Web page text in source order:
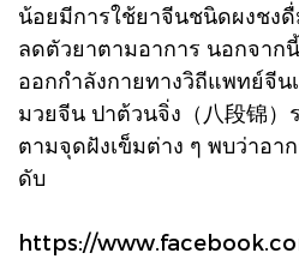
น้อยมีการใช้ยาจีนชนิดผงชง
ลดตัวยาตามอาการ นอกจาก
ออกกําลังกายทางวิถีแพทย์จีน
มวยจีน ปาต้วนจิ่ง（八段锦
ตามจุดฝังเข็มต่าง ๆ พบว่าอา
ดับ
https://